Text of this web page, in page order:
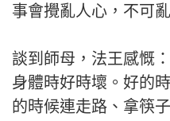
事會攪亂人心，不可亂
談到師母，法王感慨
身體時好時壞。好的
的時候連走路、拿筷